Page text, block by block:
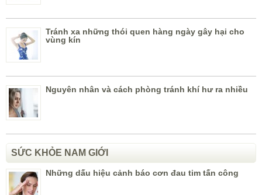
Tránh xa những thói quen hàng ngày gây hại cho
vùng kín
Nguyên nhân và cách phòng tránh khí hư ra nhiều
SỨC KHỎE NAM GIỚI
Những dấu hiệu cảnh báo cơn đau tim tấn công